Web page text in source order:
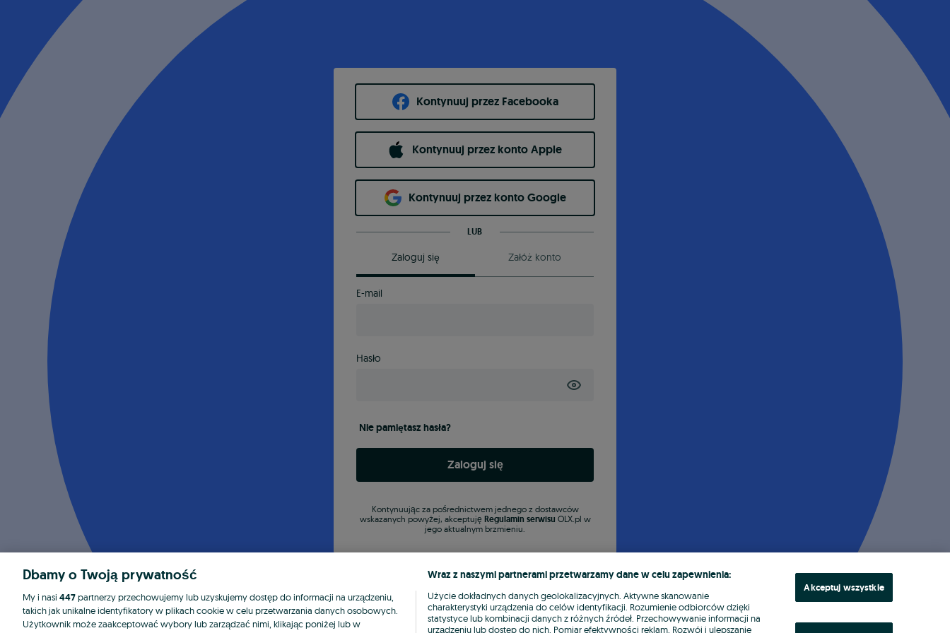
Kontynuuj przez Facebooka
Kontynuuj przez konto Apple
Kontynuuj przez konto Google
LUB
Zaloguj się Załóż konto
E-mail
Hasło
Nie pamiętasz hasła?
Zaloguj się
Kontynuując za pośrednictwem jednego z dostawców
wskazanych powyżej, akceptuję Regulamin serwisu OLX.pl w
jego aktualnym brzmieniu.
Dbamy o Twoją prywatność
My i nasi 447partnerzy przechowujemy lub uzyskujemy dostęp do informacji na urządzeniu,
takich jak unikalne identyfikatory w plikach cookie w celu przetwarzania danych osobowych.
Użytkownik może zaakceptować wybory lub zarządzać nimi, klikając poniżej lub w
Wraz z naszymi partnerami przetwarzamy dane w celu zapewnienia:
Użycie dokładnych danych geolokalizacyjnych. Aktywne skanowanie
charakterystyki urządzenia do celów identyfikacji. Rozumienie odbiorców dzięki
statystyce lub kombinacji danych z różnych źródeł. Przechowywanie informacji na
urządzeniu lub dostęp do nich. Pomiar efektywności reklam. Rozwój i ulepszanie
Akceptuj wszystkie